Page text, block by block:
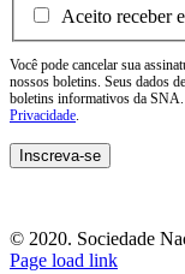
Aceito receber
Você pode cancelar sua
nossos boletins. Seus dados
boletins informativos da SNA.
Privacidade.
© 2020. Sociedade
Page load link